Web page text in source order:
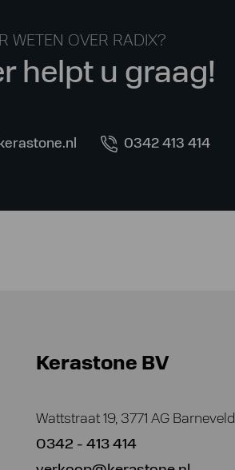
WETEN OVER RADIX?
helpt u graag!
0342 413 414
Kerastone BV
Wattstraat 19, 3771 AG Barneveld
0342 - 413 414